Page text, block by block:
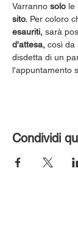
Varranno solo le
sito. Per coloro
esauriti, sarà
d'attesa, così da
disdetta di un
l'appuntamento
Condividi